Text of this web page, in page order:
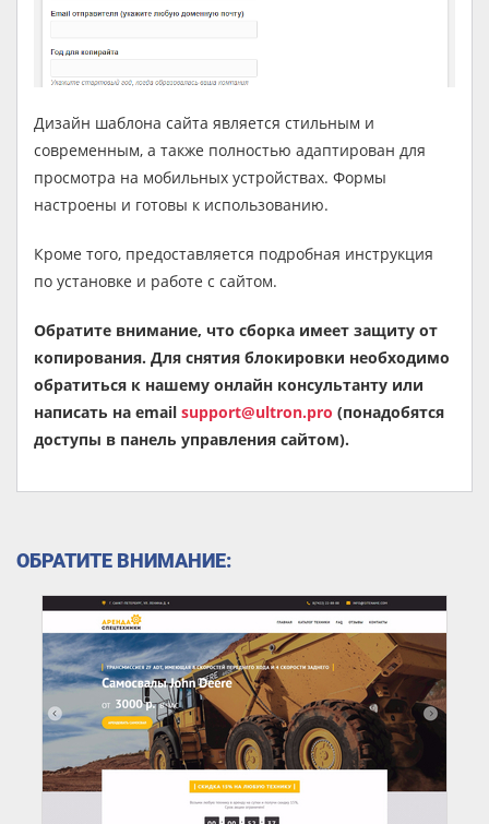
Дизайн шаблона сайта является стильным и
современным, а также полностью адаптирован для
просмотра на мобильных устройствах. Формы
настроены и готовы к использованию.
Кроме того, предоставляется подробная инструкция
по установке и работе с сайтом.
Обратите внимание, что сборка имеет защиту от
копирования. Для снятия блокировки необходимо
обратиться к нашему онлайн консультанту или
написать на email support@ultron.pro (понадобятся
доступы в панель управления сайтом).
ОБРАТИТЕ ВНИМАНИЕ: